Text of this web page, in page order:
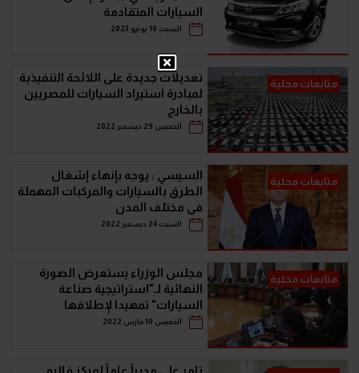
السيارات المتقادمة
السبت 10 يونيو 2023
متابعات محلية
تعديلات جديدة على اللائحة التنفيذية
لمبادرة استيراد السيارات للمصريين
بالخارج
الخميس 29 ديسمبر 2022
متابعات محلية
السيسي : يوجه بإنهاء إشغال
الطرق بالسيارات والمركبات المهملة
في مختلف المدن
السبت 24 ديسمبر 2022
متابعات محلية
مجلس الوزراء يستعرض الصورة
النهائية لـ"استراتيجية صناعة
السيارات" تمهيدا لإطلاقها
الخميس 10 مارس 2022